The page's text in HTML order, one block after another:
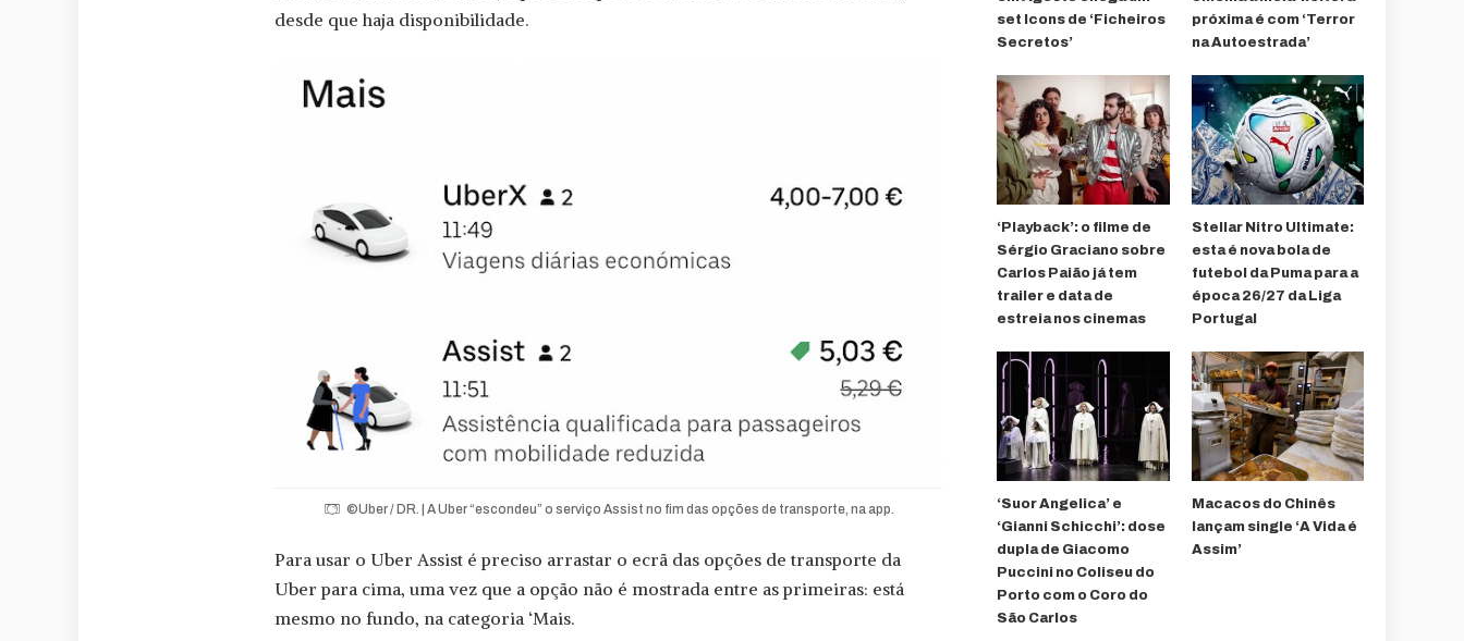
desde que haja disponibilidade.
©Uber / DR. | A Uber “escondeu” o serviço Assist no fim das opções de transporte, na app.
Para usar o Uber Assist é preciso arrastar o ecrã das opções de transporte da
Uber para cima, uma vez que a opção não é mostrada entre as primeiras: está
mesmo no fundo, na categoria ‘Mais.
set Icons de ‘Ficheiros
Secretos’
próxima é com ‘Terror
na Autoestrada’
‘Playback’: o filme de
Sérgio Graciano sobre
Carlos Paião já tem
trailer e data de
estreia nos cinemas
Stellar Nitro Ultimate:
esta é nova bola de
futebol da Puma para a
época 26/27 da Liga
Portugal
‘Suor Angelica’ e
‘Gianni Schicchi’: dose
dupla de Giacomo
Puccini no Coliseu do
Porto com o Coro do
São Carlos
Macacos do Chinês
lançam single ‘A Vida é
Assim’